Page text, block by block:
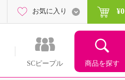
SCピープル 商品を探す
お気に入り ¥0